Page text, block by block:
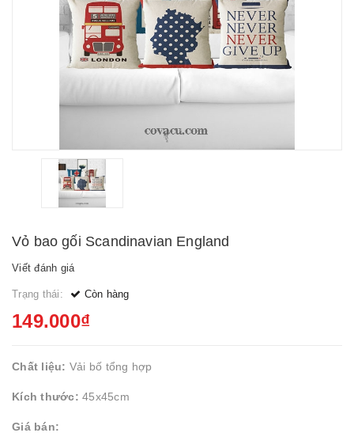
Vỏ bao gối Scandinavian England
Viết đánh giá
Trạng thái: Còn hàng
149.000₫
Chất liệu: Vải bố tổng hợp
Kích thước: 45x45cm
Giá bán: